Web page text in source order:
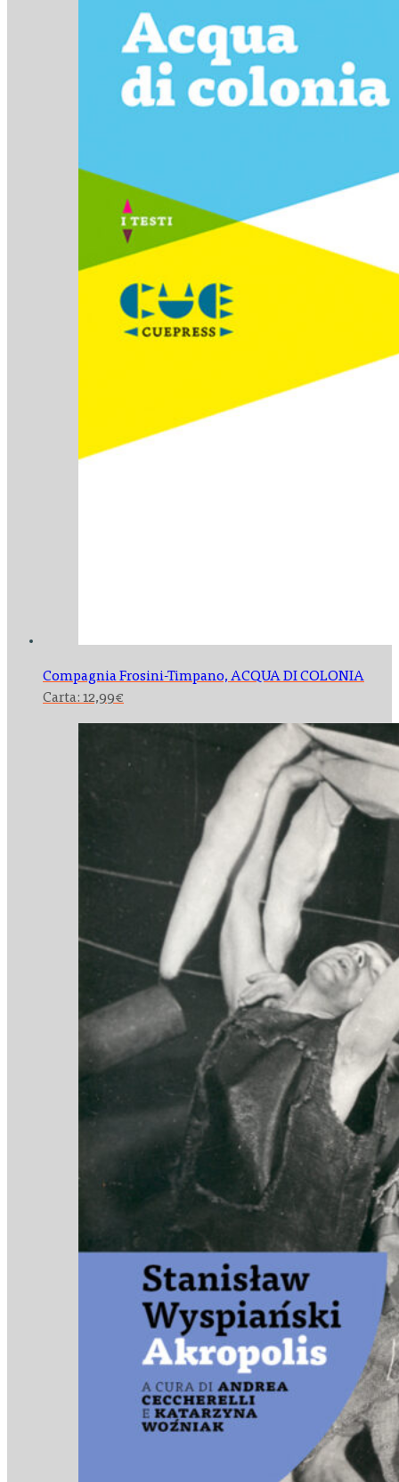
Compagnia Frosini-Timpano,ACQUA DI COLONIA
Carta: 12,99€